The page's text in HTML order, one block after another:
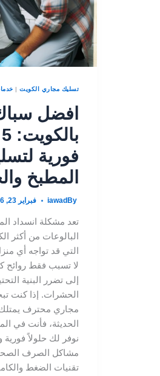
تسليك مجاري الكويت|
افضل
فورية
المطبخ
By
iawad فبراير 23, 2026
تعد مشكلة انسداد
البالوعات من أكثر
التي قد تواجه أي
لا تسبب فقط روائح
إلى تضرر البنية
الحشرات. إذا كنت
مجاري محترف يمتلك
الحديثة، فأنت في
نوفر لك حلولاً فورية
مشاكل الصرف
تقنيات الضغط